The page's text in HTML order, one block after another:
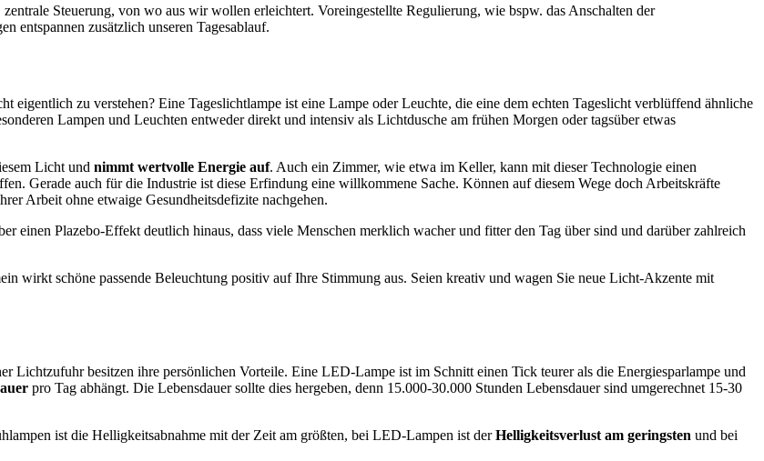
Steuerung, von wo aus wir wollen erleichtert. Voreingestellte Regulierung, wie bspw. das Anschalten der
entspannen zusätzlich unseren Tagesablauf.
zu verstehen? Eine Tageslichtlampe ist eine Lampe oder Leuchte, die eine dem echten Tageslicht verblüffend ähnliche
Lampen und Leuchten entweder direkt und intensiv als Lichtdusche am frühen Morgen oder tagsüber etwas
Licht und nimmt wertvolle Energie auf. Auch ein Zimmer, wie etwa im Keller, kann mit dieser Technologie einen
Gerade auch für die Industrie ist diese Erfindung eine willkommene Sache. Können auf diesem Wege doch Arbeitskräfte
Arbeit ohne etwaige Gesundheitsdefizite nachgehen.
einen Plazebo-Effekt deutlich hinaus, dass viele Menschen merklich wacher und fitter den Tag über sind und darüber zahlreich
wirkt schöne passende Beleuchtung positiv auf Ihre Stimmung aus. Seien kreativ und wagen Sie neue Licht-Akzente mit
Lichtzufuhr besitzen ihre persönlichen Vorteile. Eine LED-Lampe ist im Schnitt einen Tick teurer als die Energiesparlampe und
pro Tag abhängt. Die Lebensdauer sollte dies hergeben, denn 15.000-30.000 Stunden Lebensdauer sind umgerechnet 15-30
ist die Helligkeitsabnahme mit der Zeit am größten, bei LED-Lampen ist derHelligkeitsverlust am geringsten und bei